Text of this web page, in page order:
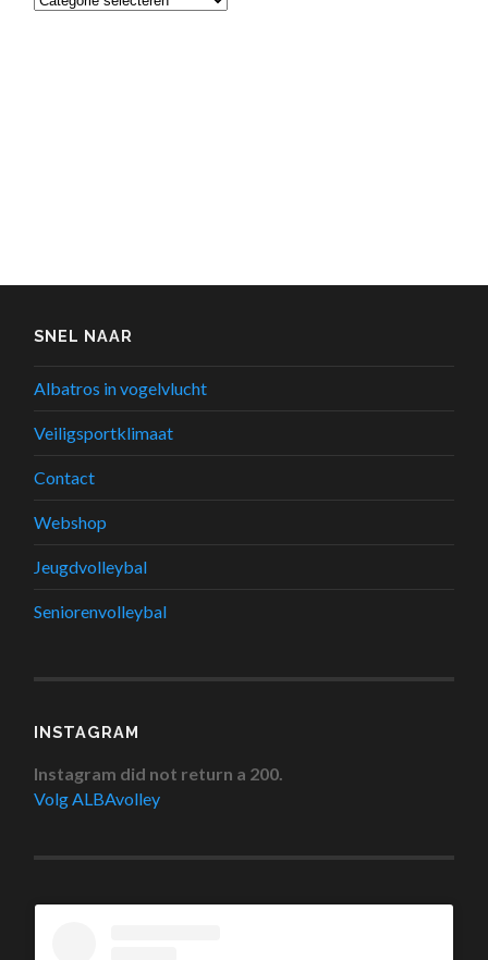
SNEL NAAR
Albatros in vogelvlucht
Veiligsportklimaat
Contact
Webshop
Jeugdvolleybal
Seniorenvolleybal
INSTAGRAM
Instagram did not return a 200.
Volg ALBAvolley